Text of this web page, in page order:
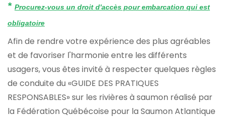
* Procurez-vous un droit d'accès pour embarcation qui est
obligatoire
Afin de rendre votre expérience des plus agréables
et de favoriser l'harmonie entre les différents
usagers, vous êtes invité à respecter quelques règles
de conduite du «GUIDE DES PRATIQUES
RESPONSABLES» sur les rivières à saumon réalisé par
la Fédération Québécoise pour la Saumon Atlantique